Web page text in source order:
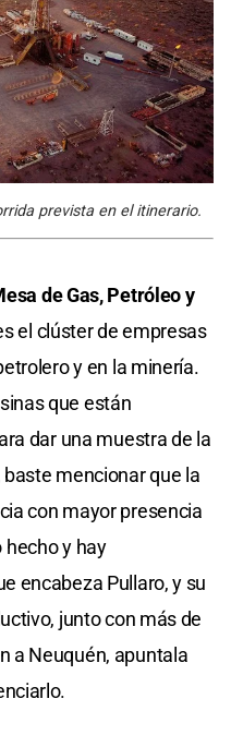
prevista en el itinerario.
de Gas, Petróleo y
el clúster de empresas
y en la minería.
que están
dar una muestra de la
mencionar que la
con mayor presencia
y hay
encabeza Pullaro, y su
junto con más de
a Neuquén, apuntala